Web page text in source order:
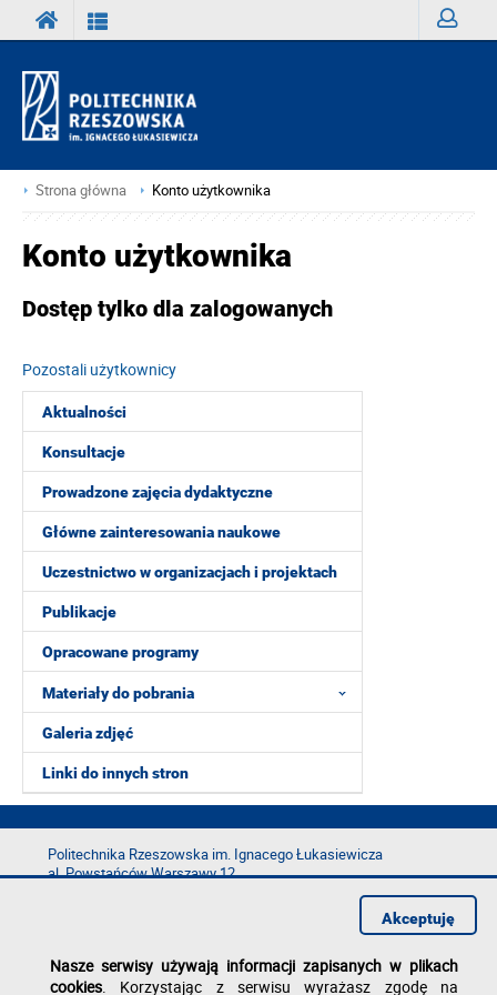
Strona główna Konto użytkownika
Aktualności
Konsultacje
Prowadzone zajęcia dydaktyczne
Główne zainteresowania naukowe
Uczestnictwo w organizacjach i projektach
Publikacje
Opracowane programy
Materiały do pobrania
Galeria zdjęć
Linki do innych stron
Konto użytkownika
Dostęp tylko dla zalogowanych
Pozostali użytkownicy
Politechnika Rzeszowska im. Ignacego Łukasiewicza
al. Powstańców Warszawy 12
e-mail:kancelaria@prz.edu.pl
Nasze serwisy używają informacji zapisanych w plikach
cookies. Korzystając z serwisu wyrażasz zgodę na
Akceptuję